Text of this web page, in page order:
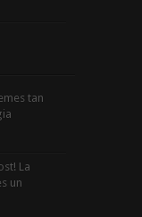
tan
La
un